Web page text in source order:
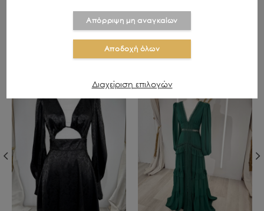
ΣΧΕΤΙΚΑ ΠΡΟΪΟΝΤΑ
NEW
Απόρριψη μη αναγκαίων
Αποδοχή όλων
Διαχείριση επιλογών